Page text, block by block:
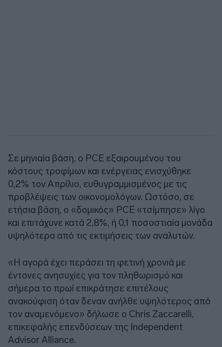
Σε μηνιαία βάση, ο PCE εξαιρουμένου του
κόστους τροφίμων και ενέργειας ενισχύθηκε
0,2% τον Απρίλιο, ευθυγραμμισμένος με τις
προβλέψεις των οικονομολόγων. Ωστόσο, σε
ετήσια βάση, ο «δομικός» PCE «τσίμπησε» λίγο
και επιτάχυνε κατά 2,8%, ή 0,1 ποσοστιαία μονάδα
υψηλότερα από τις εκτιμήσεις των αναλυτών.
«Η αγορά έχει περάσει τη φετινή χρονιά με
έντονες ανησυχίες για τον πληθωρισμό και
σήμερα το πρωί επικράτησε επιτέλους
ανακούφιση όταν δεναν ανήλθε υψηλότερος από
τον αναμενόμενο» δήλωσε ο Chris Zaccarelli,
επικεφαλής επενδύσεων της Independent
Advisor Alliance.